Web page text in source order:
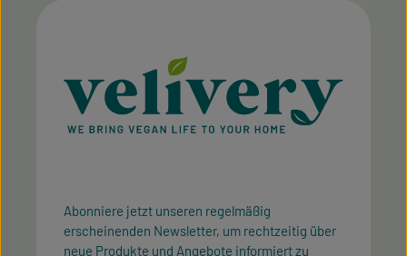
Abonniere jetzt unseren regelmäßig
erscheinenden Newsletter, um rechtzeitig über
neue Produkte und Angebote informiert zu